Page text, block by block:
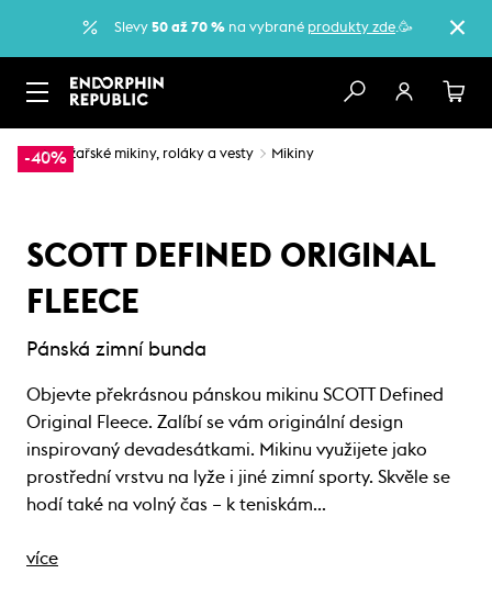
Slevy 50 až 70 % na vybrané produkty zde.🥳
-40%
… Lyžařské mikiny, roláky a vesty Mikiny
SCOTT DEFINED ORIGINAL
FLEECE
Pánská zimní bunda
Objevte překrásnou pánskou mikinu SCOTT Defined
Original Fleece. Zalíbí se vám originální design
inspirovaný devadesátkami. Mikinu využijete jako
prostřední vrstvu na lyže i jiné zimní sporty. Skvěle se
hodí také na volný čas – k teniskám…
více